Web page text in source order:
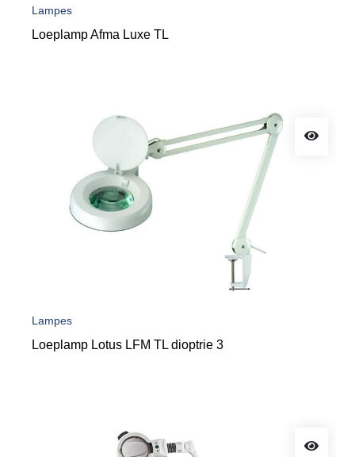
Lampes
Loeplamp Afma Luxe TL
Lampes
Loeplamp Lotus LFM TL dioptrie 3